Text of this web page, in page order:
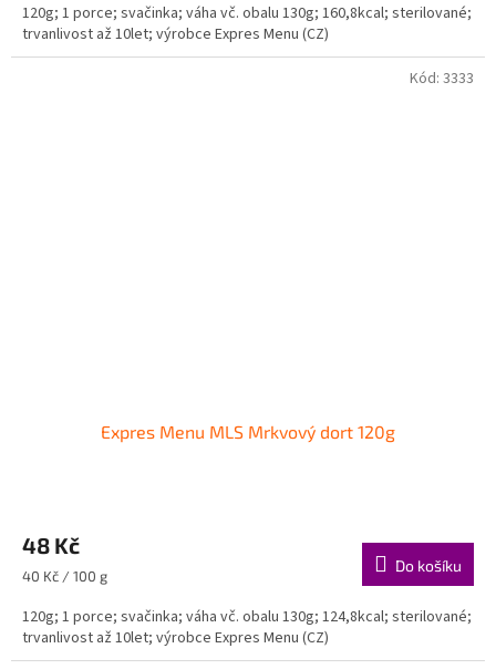
120g; 1 porce; svačinka; váha vč. obalu 130g; 160,8kcal; sterilované;
trvanlivost až 10let; výrobce Expres Menu (CZ)
Expres Menu MLS Mrkvový dort 120g
48 Kč
Měrná
40 Kč / 100 g
Do košíku
120g; 1 porce; svačinka; váha vč. obalu 130g; 124,8kcal; sterilované;
trvanlivost až 10let; výrobce Expres Menu (CZ)
Kód: 3333